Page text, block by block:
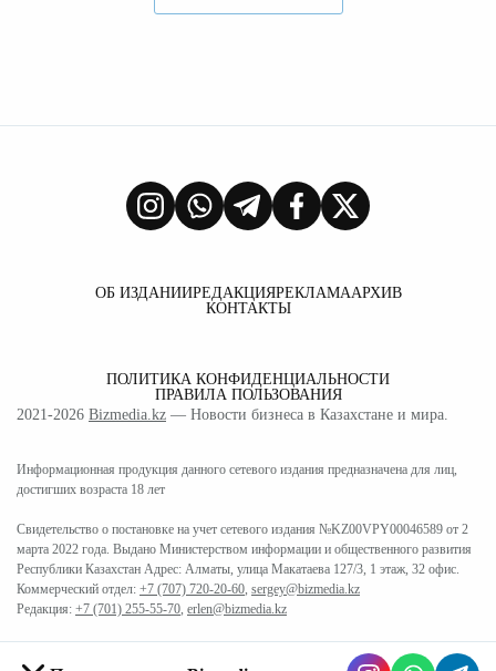
ОБ ИЗДАНИИРЕДАКЦИЯРЕКЛАМААРХИВ
КОНТАКТЫ
ПОЛИТИКА КОНФИДЕНЦИАЛЬНОСТИ
ПРАВИЛА ПОЛЬЗОВАНИЯ
2021-2026 Bizmedia.kz — Новости бизнеса в Казахстане и мира.
Информационная продукция данного сетевого издания предназначена для лиц,
достигших возраста 18 лет
Свидетельство о постановке на учет сетевого издания №KZ00VPY00046589 от 2
марта 2022 года. Выдано Министерством информации и общественного развития
Республики Казахстан Адрес: Алматы, улица Макатаева 127/3, 1 этаж, 32 офис.
Коммерческий отдел: +7 (707) 720-20-60, sergey@bizmedia.kz
Редакция: +7 (701) 255-55-70, erlen@bizmedia.kz